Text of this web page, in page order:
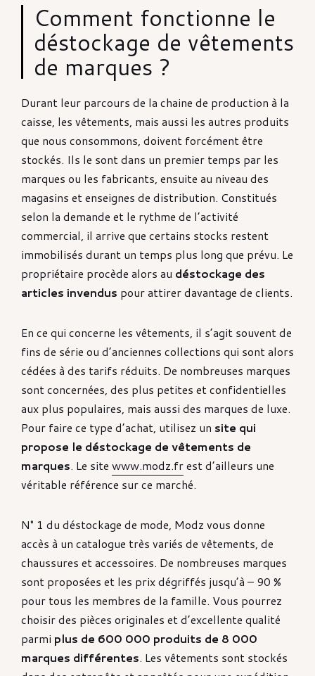
Comment fonctionne le
déstockage de vêtements
de marques ?
Durant leur parcours de la chaine de production à la
caisse, les vêtements, mais aussi les autres produits
que nous consommons, doivent forcément être
stockés. Ils le sont dans un premier temps par les
marques ou les fabricants, ensuite au niveau des
magasins et enseignes de distribution. Constitués
selon la demande et le rythme de l’activité
commercial, il arrive que certains stocks restent
immobilisés durant un temps plus long que prévu. Le
propriétaire procède alors au déstockage des
articles invendus pour attirer davantage de clients.
En ce qui concerne les vêtements, il s’agit souvent de
fins de série ou d’anciennes collections qui sont alors
cédées à des tarifs réduits. De nombreuses marques
sont concernées, des plus petites et confidentielles
aux plus populaires, mais aussi des marques de luxe.
Pour faire ce type d’achat, utilisez un site qui
propose le déstockage de vêtements de
marques. Le site www.modz.frest d’ailleurs une
véritable référence sur ce marché.
N° 1 du déstockage de mode, Modz vous donne
accès à un catalogue très variés de vêtements, de
chaussures et accessoires. De nombreuses marques
sont proposées et les prix dégriffés jusqu’à – 90 %
pour tous les membres de la famille. Vous pourrez
choisir des pièces originales et d’excellente qualité
parmi plus de 600 000 produits de 8 000
marques différentes. Les vêtements sont stockés